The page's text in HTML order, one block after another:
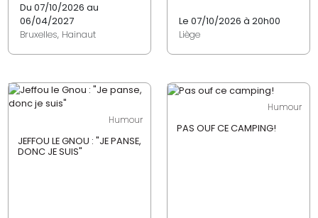
Du 07/10/2026 au
06/04/2027
Bruxelles, Hainaut
Le 07/10/2026 à 20h00
Liège
Humour
JEFFOU LE GNOU : "JE PANSE,
DONC JE SUIS"
Humour
PAS OUF CE CAMPING!